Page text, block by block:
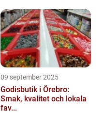
09 september 2025
Godisbutik i Örebro:
Smak, kvalitet och lokala
fav...